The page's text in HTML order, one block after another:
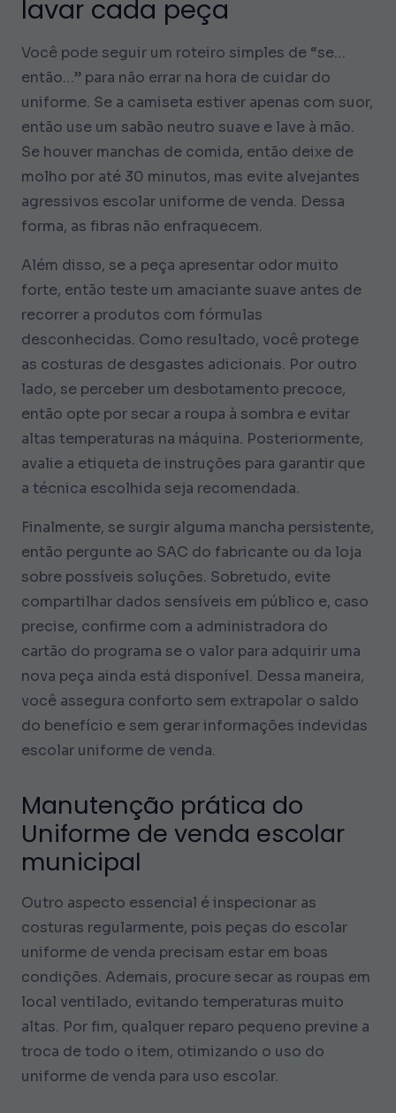
lavar cada peça
Você pode seguir um roteiro simples de “se…
então…” para não errar na hora de cuidar do
uniforme. Se a camiseta estiver apenas com suor,
então use um sabão neutro suave e lave à mão.
Se houver manchas de comida, então deixe de
molho por até 30 minutos, mas evite alvejantes
agressivos escolar uniforme de venda. Dessa
forma, as fibras não enfraquecem.
Além disso, se a peça apresentar odor muito
forte, então teste um amaciante suave antes de
recorrer a produtos com fórmulas
desconhecidas. Como resultado, você protege
as costuras de desgastes adicionais. Por outro
lado, se perceber um desbotamento precoce,
então opte por secar a roupa à sombra e evitar
altas temperaturas na máquina. Posteriormente,
avalie a etiqueta de instruções para garantir que
a técnica escolhida seja recomendada.
Finalmente, se surgir alguma mancha persistente,
então pergunte ao SAC do fabricante ou da loja
sobre possíveis soluções. Sobretudo, evite
compartilhar dados sensíveis em público e, caso
precise, confirme com a administradora do
cartão do programa se o valor para adquirir uma
nova peça ainda está disponível. Dessa maneira,
você assegura conforto sem extrapolar o saldo
do benefício e sem gerar informações indevidas
escolar uniforme de venda.
Manutenção prática do
Uniforme de venda escolar
municipal
Outro aspecto essencial é inspecionar as
costuras regularmente, pois peças do escolar
uniforme de venda precisam estar em boas
condições. Ademais, procure secar as roupas em
local ventilado, evitando temperaturas muito
altas. Por fim, qualquer reparo pequeno previne a
troca de todo o item, otimizando o uso do
uniforme de venda para uso escolar.